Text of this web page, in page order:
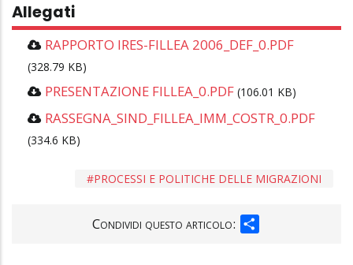
Allegati
RAPPORTO IRES-FILLEA 2006_DEF_0.PDF
(328.79 KB)
PRESENTAZIONE FILLEA_0.PDF (106.01 KB)
RASSEGNA_SIND_FILLEA_IMM_COSTR_0.PDF
(334.6 KB)
PROCESSI E POLITICHE DELLE MIGRAZIONI
Condividi questo articolo: